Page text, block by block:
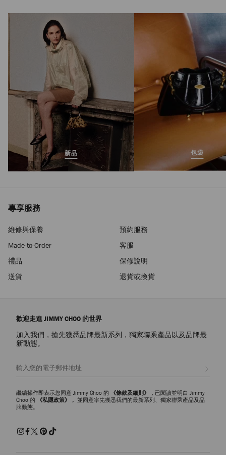
MOP$7,050正
價
新品 包袋
專享服務
維修與保養
預約服務
Made-to-Order
客服
禮品
保修說明
送貨
退貨或換貨
歡迎走進 JIMMY CHOO 的世界
加入我們，搶先獲悉品牌最新系列，獨家聯乘產品以及品牌最
新動態。
繼續操作即表示您同意 Jimmy Choo 的 《條款及細則》， 已閱讀並明白 Jimmy
Choo 的
《私隱政策》， 並同意率先獲悉我們的最新系列、獨家聯乘產品及品
牌動態。